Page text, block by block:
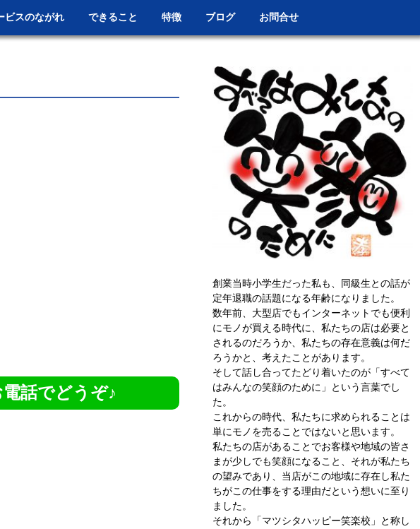
ビスのながれ できること 特徴 ブログ お問合せ
話でどうぞ♪
創業当時小学生だった私も、同級生との話が
定年退職の話題になる年齢になりました。
数年前、大型店でもインターネットでも便利
にモノが買える時代に、私たちの店は必要と
されるのだろうか、私たちの存在意義は何だ
ろうかと、考えたことがあります。
そして話し合ってたどり着いたのが「すべて
はみんなの笑顔のために」という言葉でし
た。
これからの時代、私たちに求められることは
単にモノを売ることではないと思います。
私たちの店があることでお客様や地域の皆さ
まが少しでも笑顔になること、それが私たち
の望みであり、当店がこの地域に存在し私た
ちがこの仕事をする理由だという想いに至り
ました。
それから「マツシタハッピー笑楽校」と称し